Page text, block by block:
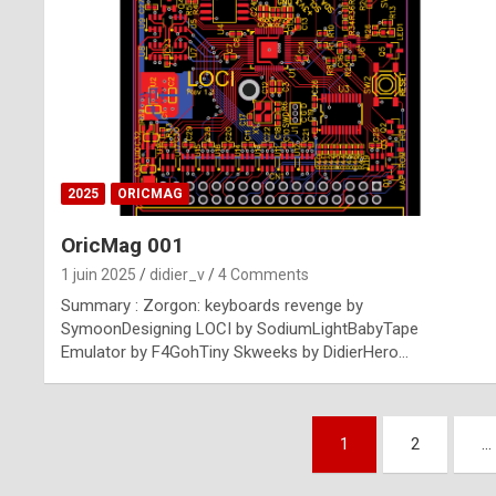
2025 ORICMAG
OricMag 001
1 juin 2025 didier_v 4 Comments
Summary : Zorgon: keyboards revenge by
SymoonDesigning LOCI by SodiumLightBabyTape
Emulator by F4GohTiny Skweeks by DidierHero…
1 2 …